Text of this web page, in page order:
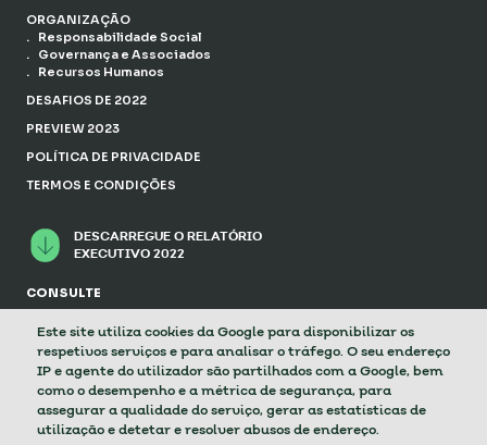
ORGANIZAÇÃO
Responsabilidade Social
Governança e Associados
Recursos Humanos
DESAFIOS DE 2022
PREVIEW 2023
POLÍTICA DE PRIVACIDADE
TERMOS E CONDIÇÕES
DESCARREGUE O RELATÓRIO
EXECUTIVO 2022
CONSULTE
RELATÓRIO EXECUTIVO 2020
Para questões relacionadas com o
Relatório Executivo 2022 contacte-nos.
COMUNICACAO@ELECTRAO.PT
Este site utiliza cookies da Google para disponibilizar os
respetivos serviços e para analisar o tráfego. O seu endereço
IP e agente do utilizador são partilhados com a Google, bem
como o desempenho e a métrica de segurança, para
assegurar a qualidade do serviço, gerar as estatísticas de
utilização e detetar e resolver abusos de endereço.